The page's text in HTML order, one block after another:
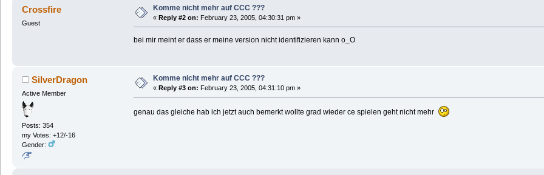
Crossfire
Guest
Komme nicht mehr auf CCC ???
« Reply #2 on: February 23, 2005, 04:30:31 pm »
bei mir meint er dass er meine version nicht identifizieren kann o_O
SilverDragon
Active Member
Posts: 354
my Votes: +12/-16
Gender:
Komme nicht mehr auf CCC ???
« Reply #3 on: February 23, 2005, 04:31:10 pm »
genau das gleiche hab ich jetzt auch bemerkt wollte grad wieder ce spielen geht nicht mehr